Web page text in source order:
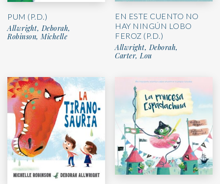
PUM (P.D.)
Allwright, Deborah,
Robinson, Michelle
EN ESTE CUENTO NO
HAY NINGÚN LOBO
FEROZ (P.D.)
Allwright, Deborah,
Carter, Lou